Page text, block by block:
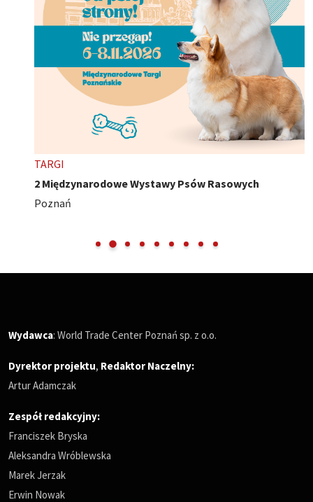
TARGI
2 Międzynarodowe Wystawy Psów Rasowych
Poznań
Wydawca: World Trade Center Poznań sp. z o.o.
Dyrektor projektu, Redaktor Naczelny:
Artur Adamczak
Zespół redakcyjny:
Franciszek Bryska
Aleksandra Wróblewska
Marek Jerzak
Erwin Nowak